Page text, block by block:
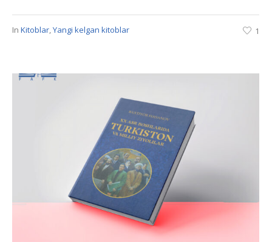
In Kitoblar,Yangi kelgan kitoblar 1